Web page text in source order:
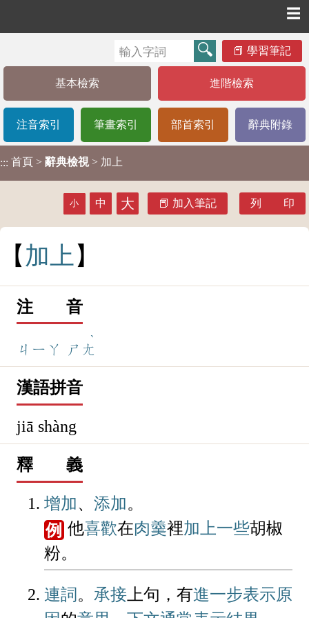
☰
學習筆記
基本檢索 進階檢索
注音索引 筆畫索引 部首索引 辭典附錄
::: 首頁 > 辭典檢視 > 加上
小 中 大 加入筆記 列 印
加 上
注 音
ㄐㄧㄚ ㄕㄤ
ˋ
漢語拼音
jiā shàng
釋 義
增加、 添加。
例 他喜歡在肉羹裡加上一些胡椒
粉。
連詞 。 承接 上句，有進一步表示原